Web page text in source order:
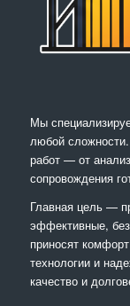
Мы
любой
работ — от
сопровождения
Главная цель —
эффективные,
приносят
технологии и
качество и